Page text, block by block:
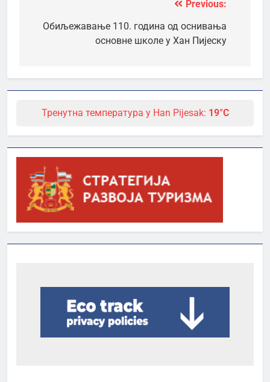
чланка
Previous:
Обиљежавање 110. година од оснивања
основне школе у Хан Пијеску
Тренутна температура у Han Pijesak: 19°C